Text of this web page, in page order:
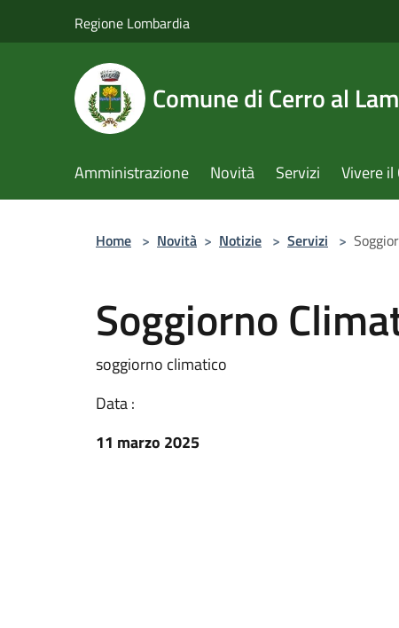
Regione Lombardia
Comune di Cerro al
Amministrazione Novità Servizi Vivere
Home > Novità > Notizie > Servizi >
Soggiorno
soggiorno climatico
Data :
11 marzo 2025